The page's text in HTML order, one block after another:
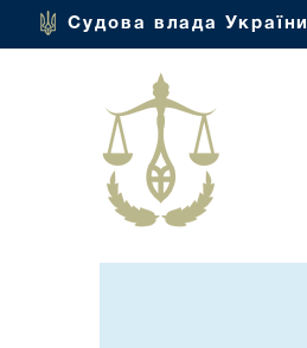
Судова влада України